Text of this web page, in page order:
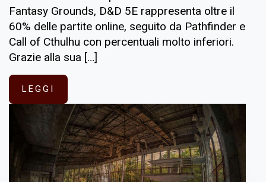
Fantasy Grounds, D&D 5E rappresenta oltre il
60% delle partite online, seguito da Pathfinder e
Call of Cthulhu con percentuali molto inferiori.
Grazie alla sua […]
LEGGI